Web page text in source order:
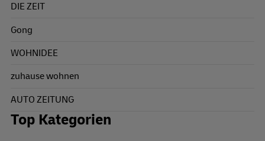
DIE ZEIT
Gong
WOHNIDEE
zuhause wohnen
AUTO ZEITUNG
Top Kategorien